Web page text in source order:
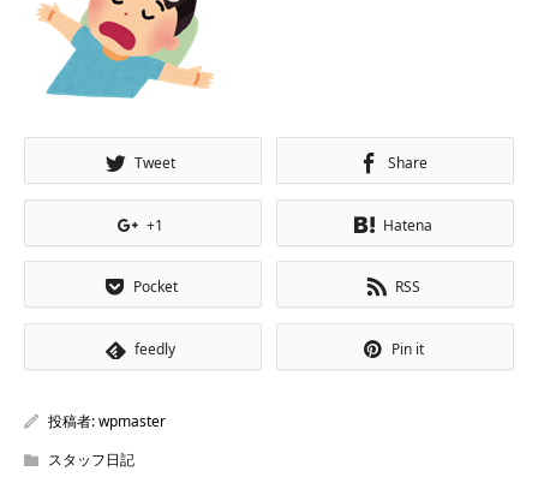
Tweet Share
+1 Hatena
Pocket RSS
feedly Pin it
投稿者:wpmaster
スタッフ日記